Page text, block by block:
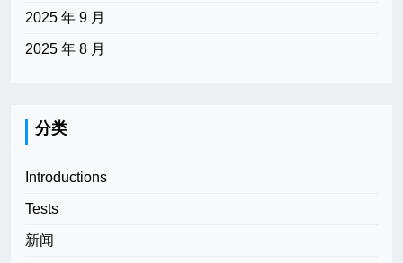
2025 年 9 月
2025 年 8 月
分类
Introductions
Tests
新闻